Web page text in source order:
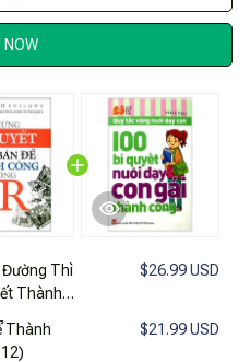
NOW
Đường Thì
Thành
$26.99 USD
Thành
$21.99 USD